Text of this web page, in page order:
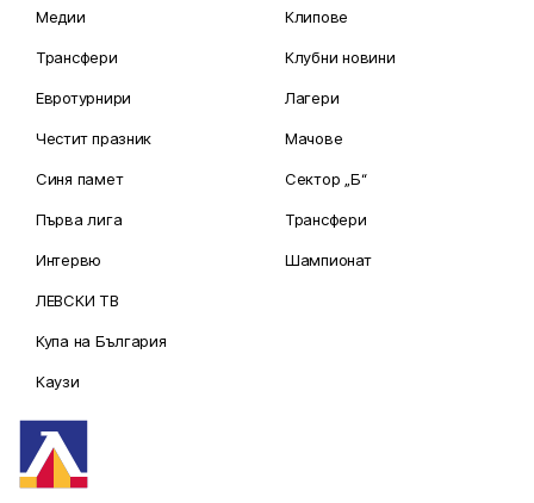
Медии
Трансфери
Евротурнири
Честит празник
Синя памет
Първа лига
Интервю
ЛЕВСКИ ТВ
Купа на България
Каузи
Клипове
Клубни новини
Лагери
Мачове
Сектор „Б“
Трансфери
Шампионат